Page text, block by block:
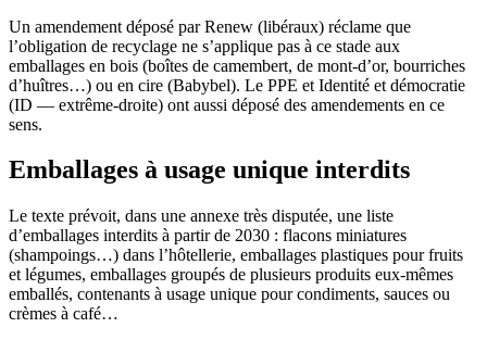
Un amendement déposé par Renew (libéraux) réclame que
l’obligation de recyclage ne s’applique pas à ce stade aux
emballages en bois (boîtes de camembert, de mont-d’or, bourriches
d’huîtres…) ou en cire (Babybel). Le PPE et Identité et démocratie
(ID — extrême-droite) ont aussi déposé des amendements en ce
sens.
Emballages à usage unique interdits
Le texte prévoit, dans une annexe très disputée, une liste
d’emballages interdits à partir de 2030 : flacons miniatures
(shampoings…) dans l’hôtellerie, emballages plastiques pour fruits
et légumes, emballages groupés de plusieurs produits eux-mêmes
emballés, contenants à usage unique pour condiments, sauces ou
crèmes à café…